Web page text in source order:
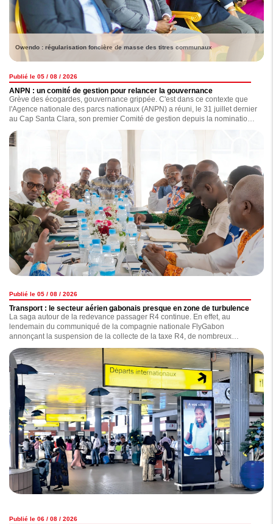
Owendo : régularisation foncière de masse des titres communaux
Publié le 05 / 08 / 2026
ANPN : un comité de gestion pour relancer la gouvernance
Grève des écogardes, gouvernance grippée. C'est dans ce contexte que
l'Agence nationale des parcs nationaux (ANPN) a réuni, le 31 juillet dernier
au Cap Santa Clara, son premier Comité de gestion depuis la nomination
de ses principaux dirigeants en octobre 2023. Au-delà de l'examen des
dossiers, cette session devait remettre en marche les instances dirigeantes
de l'Agence. Suffira-t-elle à sortir l'ANPN de l'impasse dans laquelle elle
Publié le 05 / 08 / 2026
Transport : le secteur aérien gabonais presque en zone de turbulence
La saga autour de la redevance passager R4 continue. En effet, au
lendemain du communiqué de la compagnie nationale FlyGabon
annonçant la suspension de la collecte de la taxe R4, de nombreux
observateurs s'interrogent sur les réelles motivations de l'opérateur, qui,
selon nos informations, traînerait une dette de plus de 7 milliards de F CFA
concernant le versement de celle-ci. Ce nouveau coup de gueule de
FlyGabon est-il anodin ? la compagnie est-elle exempte de tout reproche ?
Nous avons enquêté.
Publié le 06 / 08 / 2026